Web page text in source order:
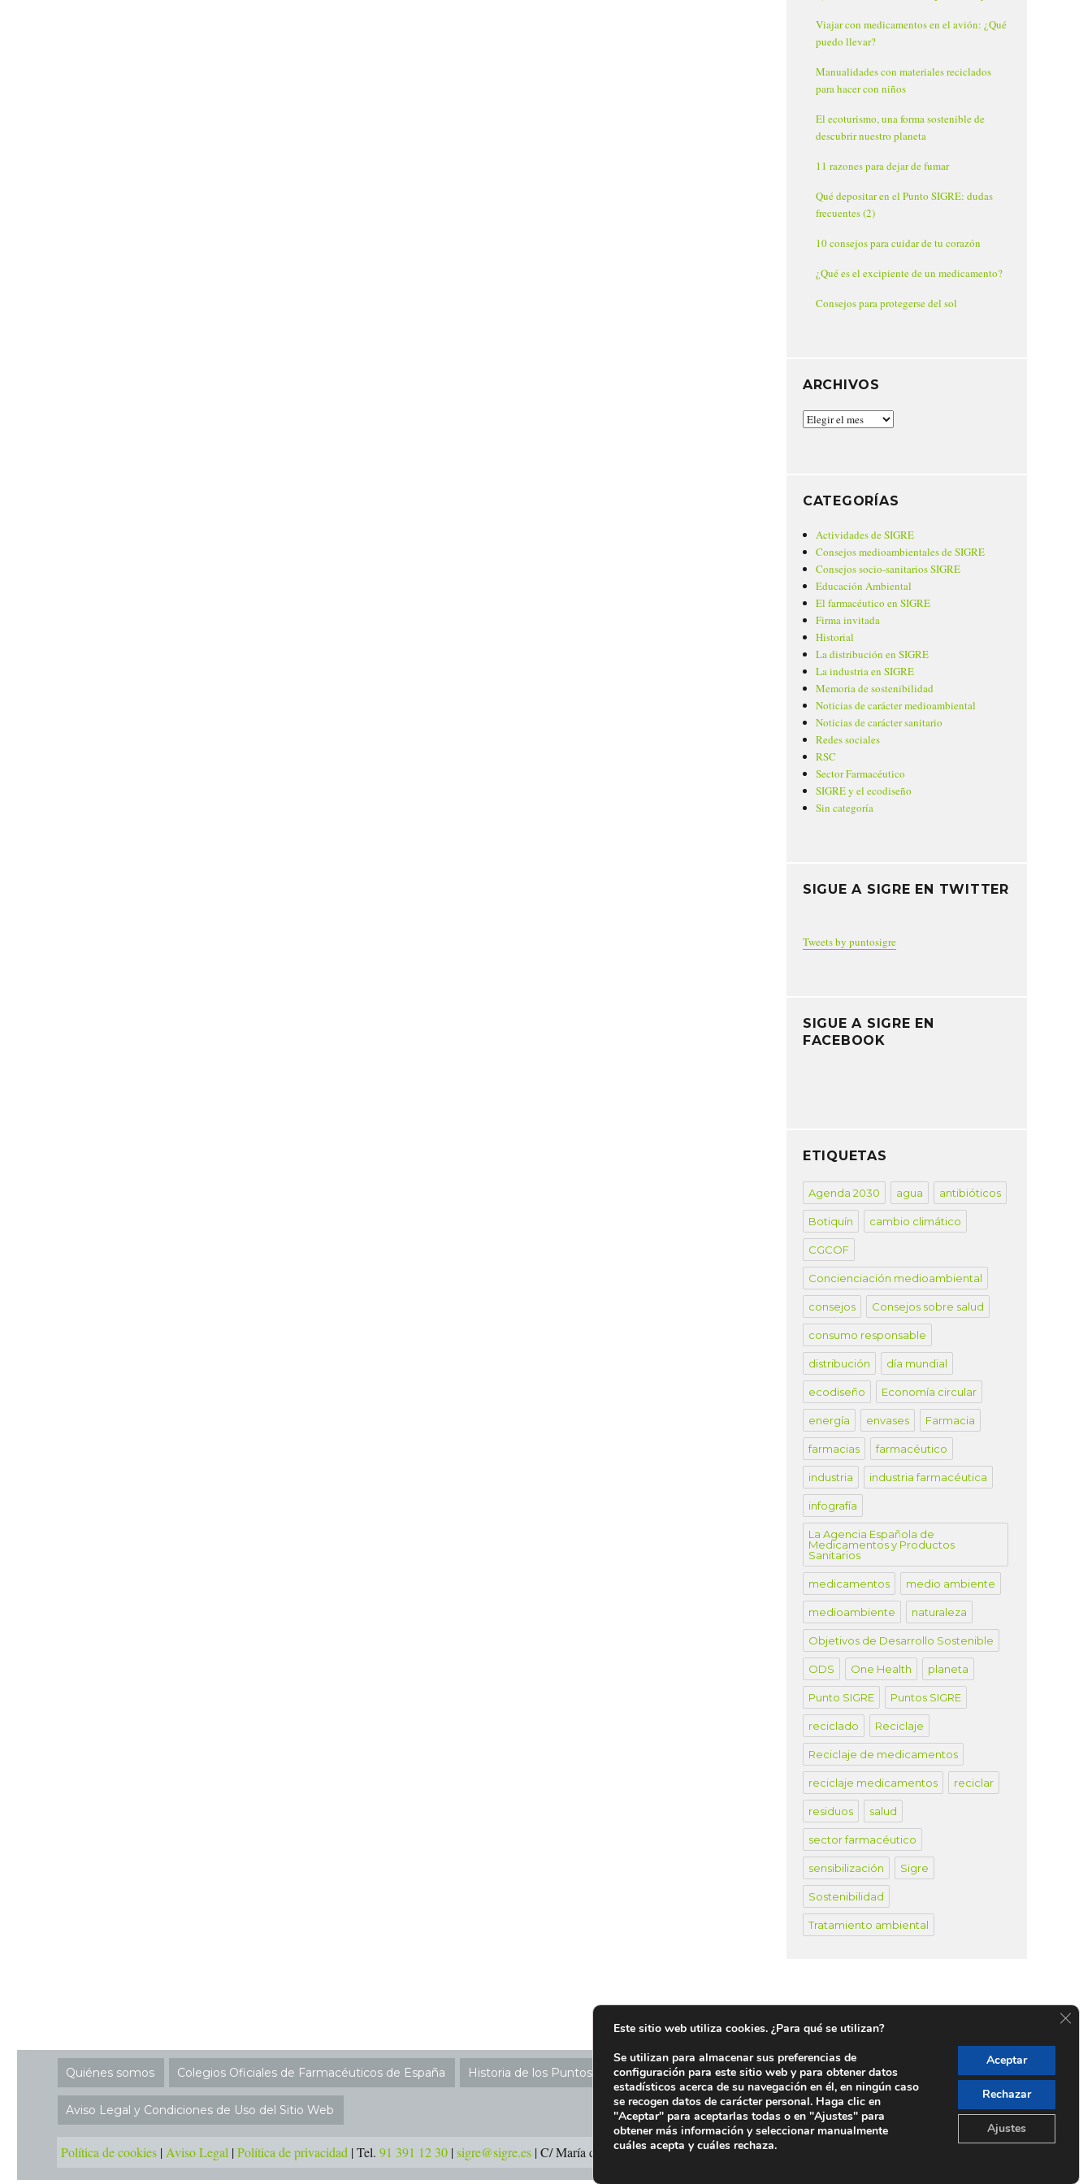
Viajar con medicamentos en el avión: ¿Qué
puedo llevar?
Manualidades con materiales reciclados
para hacer con niños
El ecoturismo, una forma sostenible de
descubrir nuestro planeta
11 razones para dejar de fumar
Qué depositar en el Punto SIGRE: dudas
frecuentes (2)
10 consejos para cuidar de tu corazón
¿Qué es el excipiente de un medicamento?
Consejos para protegerse del sol
ARCHIVOS
Archivos
CATEGORÍAS
Actividades de SIGRE
Consejos medioambientales de SIGRE
Consejos socio-sanitarios SIGRE
Educación Ambiental
El farmacéutico en SIGRE
Firma invitada
Historial
La distribución en SIGRE
La industria en SIGRE
Memoria de sostenibilidad
Noticias de carácter medioambiental
Noticias de carácter sanitario
Redes sociales
RSC
Sector Farmacéutico
SIGRE y el ecodiseño
Sin categoría
SIGUE A SIGRE EN TWITTER
Tweets by puntosigre
SIGUE A SIGRE EN
FACEBOOK
ETIQUETAS
Agenda 2030 agua antibióticos
Botiquín cambio climático
CGCOF
Concienciación medioambiental
consejos Consejos sobre salud
consumo responsable
distribución día mundial
ecodiseño Economía circular
energía envases Farmacia
farmacias farmacéutico
industria industria farmacéutica
infografía
La Agencia Española de
Medicamentos y Productos
Sanitarios
medicamentos medio ambiente
medioambiente naturaleza
Objetivos de Desarrollo Sostenible
ODS One Health planeta
Punto SIGRE Puntos SIGRE
reciclado Reciclaje
Reciclaje de medicamentos
reciclaje medicamentos reciclar
residuos salud
sector farmacéutico
sensibilización Sigre
Sostenibilidad
Tratamiento ambiental
Quiénes somos Colegios Oficiales de Farmacéuticos de España Historia de los Puntos SIGRE Ubicación Puntos SIGRE en España
Aviso Legal y Condiciones de Uso del Sitio Web
Política de cookies |Aviso Legal |Política de privacidad |Tel.91 391 12 30 |sigre@sigre.es | C/ María de Molina 37, 2ª planta – Madrid 28006
Este sitio web utiliza cookies. ¿Para qué se utilizan?
Se utilizan para almacenar sus preferencias de
configuración para este sitio web y para obtener datos
estadísticos acerca de su navegación en él, en ningún caso
se recogen datos de carácter personal. Haga clic en
"Aceptar" para aceptarlas todas o en "Ajustes" para
obtener más información y seleccionar manualmente
cuáles acepta y cuáles rechaza.
Aceptar
Rechazar
Ajustes